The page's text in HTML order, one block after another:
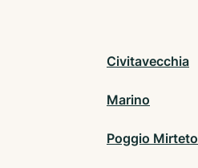
Civitavecchia
Marino
Poggio Mirteto